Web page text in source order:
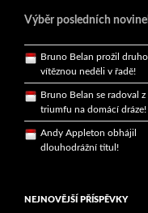
Výběr posledních
Pražský přebor neskrblil
překvapeními!
Bruno Belan prožil druhou
vítěznou neděli v řadě!
Bruno Belan se radoval z
triumfu na domácí dráze!
Andy Appleton obhájil
dlouhodrážní titul!
NEJNOVĚJŠÍ PŘÍSPĚVKY